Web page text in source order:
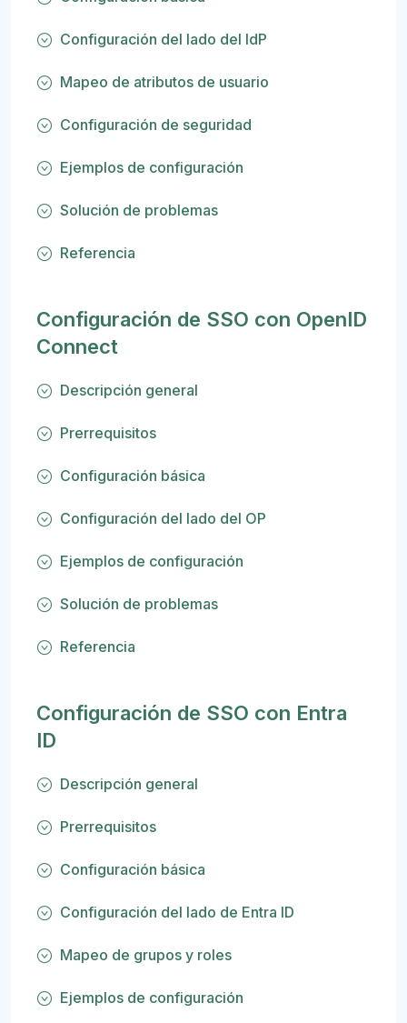
Configuración del lado del IdP
Mapeo de atributos de usuario
Configuración de seguridad
Ejemplos de configuración
Solución de problemas
Referencia
Configuración de SSO con OpenID
Connect
Descripción general
Prerrequisitos
Configuración básica
Configuración del lado del OP
Ejemplos de configuración
Solución de problemas
Referencia
Configuración de SSO con Entra
ID
Descripción general
Prerrequisitos
Configuración básica
Configuración del lado de Entra ID
Mapeo de grupos y roles
Ejemplos de configuración